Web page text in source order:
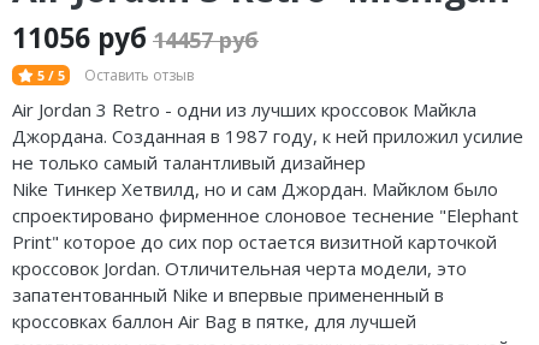
11056 руб 14457 руб
5 / 5 Оставить отзыв
Air Jordan 3 Retrо - одни из лучших кроссовок Майкла
Джордана. Созданная в 1987 году, к ней приложил усилие
не только самый талантливый дизайнер
Nike Тинкер Хетвилд, но и сам Джордан. Майклом было
спроектировано фирменное слоновое теснение "Elephant
Print" которое до сих пор остается визитной карточкой
кроссовок Jordan. Отличительная черта модели, это
запатентованный Nike и впервыe примененный в
кроссовках баллон Air Bag в пятке, для лучшей
Nike P-6000
Nike Initiator
Nike Pegasus
Nike Precision
Nike Hyperdunk
Nike Hyperset
adidas Adistar
adidas adiFOM
adidas Adizero
adidas Harden
adidas Dame
adidas AE